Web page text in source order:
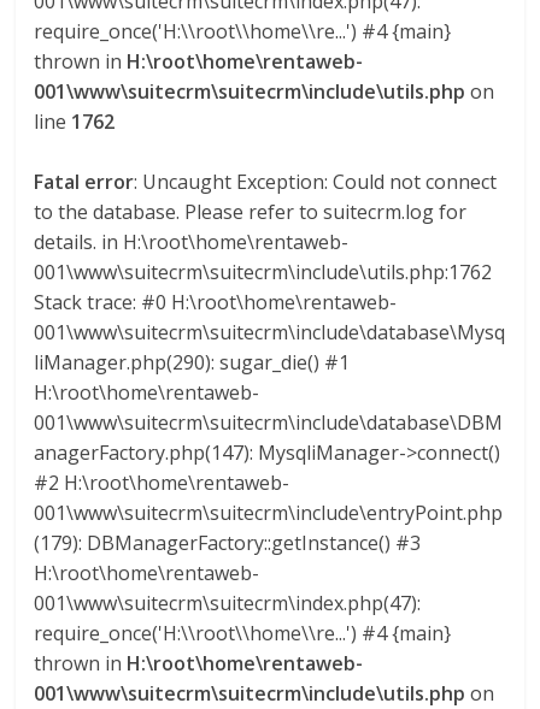
o
m
b
a
require_once('H:\\root\\home\\re...') #4 {main}
thrown in H:\root\home\rentaweb-
001\www\suitecrm\suitecrm\include\utils.php on
line 1762
Fatal error: Uncaught Exception: Could not connect
to the database. Please refer to suitecrm.log for
details. in H:\root\home\rentaweb-
001\www\suitecrm\suitecrm\include\utils.php:1762
Stack trace: #0 H:\root\home\rentaweb-
001\www\suitecrm\suitecrm\include\database\Mysq
liManager.php(290): sugar_die() #1
H:\root\home\rentaweb-
001\www\suitecrm\suitecrm\include\database\DBM
anagerFactory.php(147): MysqliManager->connect()
#2 H:\root\home\rentaweb-
001\www\suitecrm\suitecrm\include\entryPoint.php
(179): DBManagerFactory::getInstance() #3
H:\root\home\rentaweb-
001\www\suitecrm\suitecrm\index.php(47):
require_once('H:\\root\\home\\re...') #4 {main}
thrown in H:\root\home\rentaweb-
001\www\suitecrm\suitecrm\include\utils.php on